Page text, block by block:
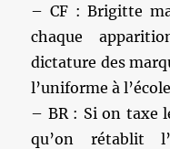
– CF : Brigitte
chaque
dictature des
l’uniforme à
– BR : Si on taxe
qu’on rétablit